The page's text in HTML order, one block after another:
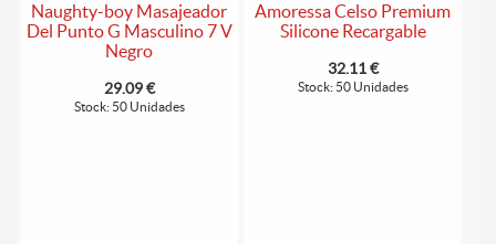
Naughty-boy Masajeador
Del Punto G Masculino 7 V
Negro
29.09 €
Stock: 50 Unidades
Amoressa Celso Premium
Silicone Recargable
32.11 €
Stock: 50 Unidades